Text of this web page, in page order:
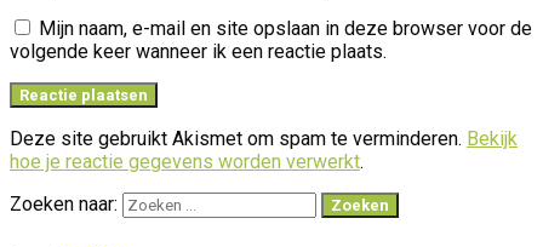
Mijn naam, e-mail en site opslaan in deze browser voor de
volgende keer wanneer ik een reactie plaats.
Deze site gebruikt Akismet om spam te verminderen. Bekijk
hoe je reactie gegevens worden verwerkt.
Zoeken naar: